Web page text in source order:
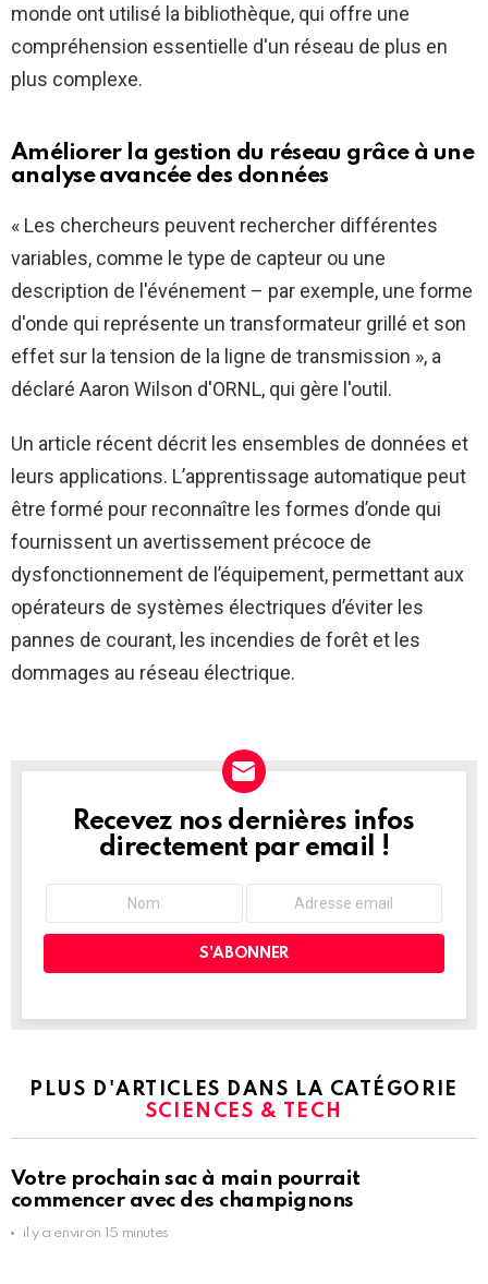
monde ont utilisé la bibliothèque, qui offre une
compréhension essentielle d'un réseau de plus en
plus complexe.
Améliorer la gestion du réseau grâce à une
analyse avancée des données
« Les chercheurs peuvent rechercher différentes
variables, comme le type de capteur ou une
description de l'événement – ​​par exemple, une forme
d'onde qui représente un transformateur grillé et son
effet sur la tension de la ligne de transmission », a
déclaré Aaron Wilson d'ORNL, qui gère l'outil.
Un article récent décrit les ensembles de données et
leurs applications. L’apprentissage automatique peut
être formé pour reconnaître les formes d’onde qui
fournissent un avertissement précoce de
dysfonctionnement de l’équipement, permettant aux
opérateurs de systèmes électriques d’éviter les
pannes de courant, les incendies de forêt et les
dommages au réseau électrique.
NEWSLETTER
Recevez nos dernières infos
directement par email !
PLUS D'ARTICLES DANS LA CATÉGORIE
SCIENCES & TECH
Votre prochain sac à main pourrait
commencer avec des champignons
il y a environ 15 minutes